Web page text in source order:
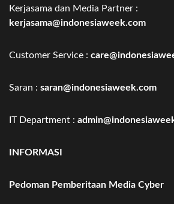
Kerjasama dan Media Partner :
kerjasama@indonesiaweek.com
Customer Service :
Saran : saran@indonesiaweek.com
IT Department :
INFORMASI
Pedoman Pemberitaan Media Cyber